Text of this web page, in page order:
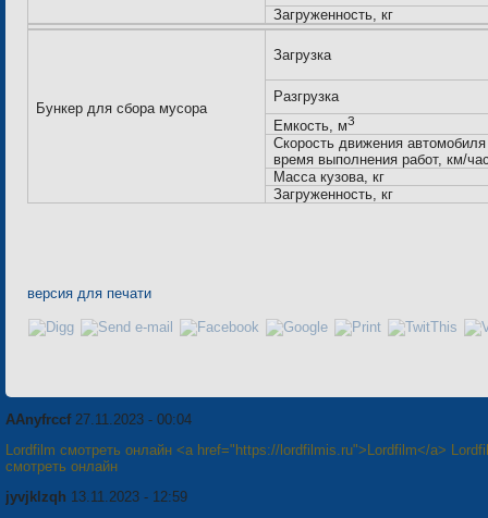
Загруженность, кг
Бункер для сбора мусора
Загрузка
Разгрузка
Емкость, мЗ
Скорость движения
время выполнения работ, км/
Масса кузова, кг
Загруженность, кг
версия для печати
ААnyfrccf 27.11.2023 - 00:04
Lordfilm смотреть онлайн <a href="https://lordfilmis.ru">Lordfilm</a>
смотреть онлайн
jyvjklzqh 13.11.2023 - 12:59